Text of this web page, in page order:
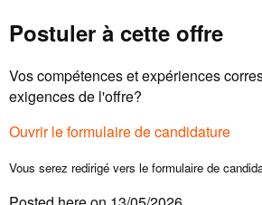
Postuler à cette offre
Vos compétences et expériences
exigences de l'offre?
Ouvrir le formulaire de candidature
Vous serez redirigé vers le formulaire de